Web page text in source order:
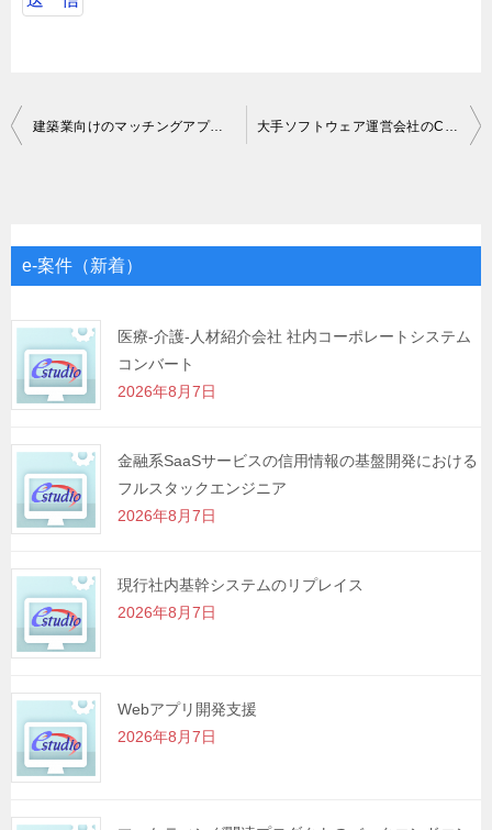
投
ゲ
シ
ョ
ン
建築業向けのマッチングアプリのバックエンド開発 大手ソフトウェア運営会社のCRM-CXエンジニア
e-案件（新着）
医療-介護-人材紹介会社 社内コーポレートシステム
コンバート
2026年8月7日
金融系SaaSサービスの信用情報の基盤開発における
フルスタックエンジニア
2026年8月7日
現行社内基幹システムのリプレイス
2026年8月7日
Webアプリ開発支援
2026年8月7日